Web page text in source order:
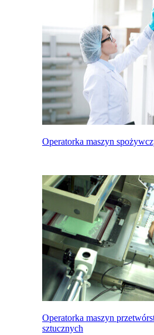
Operatorka maszyn
Operatorka maszyn
sztucznych